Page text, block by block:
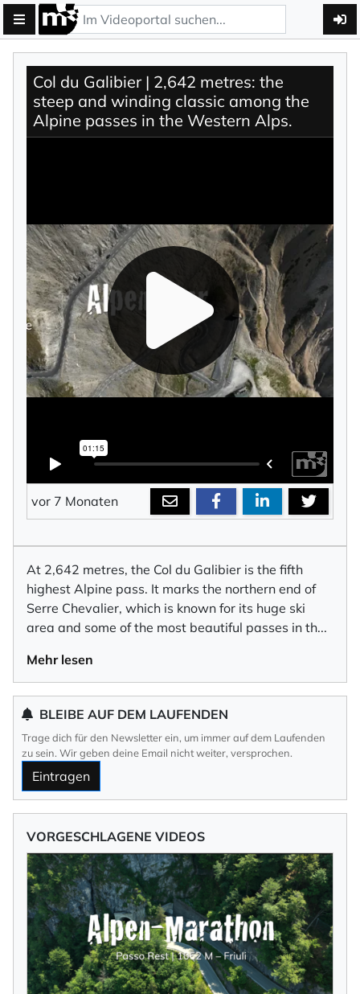
Col du Galibier | 2,642 metres: the
steep and winding classic among the
Alpine passes in the Western Alps.
vor 7 Monaten
At 2,642 metres, the Col du Galibier is the fifth
highest Alpine pass. It marks the northern end of
Serre Chevalier, which is known for its huge ski
area and some of the most beautiful passes in th...
Mehr lesen
BLEIBE AUF DEM LAUFENDEN
Trage dich für den Newsletter ein, um immer auf dem Laufenden
zu sein. Wir geben deine Email nicht weiter, versprochen.
Eintragen
VORGESCHLAGENE VIDEOS